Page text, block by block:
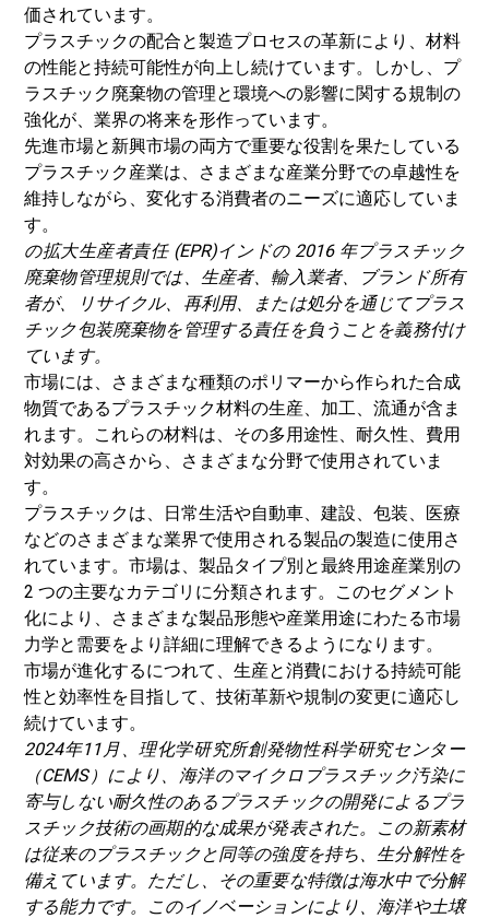
価されています。
プラスチックの配合と製造プロセスの革新により、材料
の性能と持続可能性が向上し続けています。しかし、プ
ラスチック廃棄物の管理と環境への影響に関する規制の
強化が、業界の将来を形作っています。
先進市場と新興市場の両方で重要な役割を果たしている
プラ​​スチック産業は、さまざまな産業分野での卓越性を
維持しながら、変化する消費者のニーズに適応していま
す。
の拡大生産者責任 (EPR)インドの 2016 年プラスチック
廃棄物管理規則では、生産者、輸入業者、ブランド所有
者が、リサイクル、再利用、または処分を通じてプラス
チック包装廃棄物を管理する責任を負うことを義務付け
ています。
市場には、さまざまな種類のポリマーから作られた合成
物質であるプラスチック材料の生産、加工、流通が含ま
れます。これらの材料は、その多用途性、耐久性、費用
対効果の高さから、さまざまな分野で使用されていま
す。
プラスチックは、日常生活や自動車、建設、包装、医療
などのさまざまな業界で使用される製品の製造に使用さ
れています。市場は、製品タイプ別と最終用途産業別の
2 つの主要なカテゴリに分類されます。このセグメント
化により、さまざまな製品形態や産業用途にわたる市場
力学と需要をより詳細に理解できるようになります。
市場が進化するにつれて、生産と消費における持続可能
性と効率性を目指して、技術革新や規制の変更に適応し
続けています。
2024年11月、理化学研究所創発物性科学研究センター
（CEMS）により、海洋のマイクロプラスチック汚染に
寄与しない耐久性のあるプラスチックの開発によるプラ
スチック技術の画期的な成果が発表された。この新素材
は従来のプラスチックと同等の強度を持ち、生分解性を
備えています。ただし、その重要な特徴は海水中で分解
する能力です。このイノベーションにより、海洋や土壌